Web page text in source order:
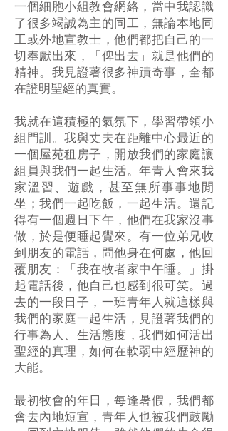
一個細胞小組教會網絡，當中我認識
了很多竭誠為主的同工，無論本地同
工或外地宣教士，他們都把自己的一
切奉獻出來，「俾出去」就是他們的
精神。我見證著很多神蹟奇事，全都
在證明聖經的真實。
我就在這積極的氣氛下，學習帶領小
組門訓。我與丈夫在距離中心最近的
一個屋苑租房子，開放我們的家庭讓
組員與我們一起生活。年青人會來我
家溫習、遊戲，甚至無所事事地閒
坐；我們一起吃飯，一起生活。還記
得有一個週日下午，他們在我家沒事
做，於是便睡起覺來。有一位弟兄收
到朋友的電話，問他身在何處，他回
覆朋友：「我在牧者家中午睡。」掛
起電話後，他自己也感到很可笑。過
去的一段日子，一班青年人就這樣與
我們的家庭一起生活，見證著我們的
行事為人、生活態度，我們如何活出
聖經的真理，如何在軟弱中經歷神的
大能。
最初牧會的年日，每逢暑假，我們都
會去內地短宣，青年人也被我們鼓勵